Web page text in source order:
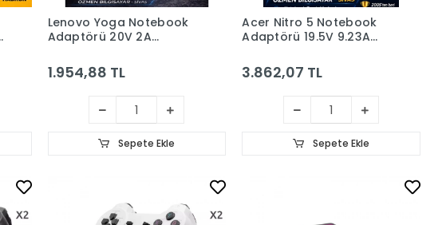
Lenovo Yoga Notebook
Adaptörü 20V 2A
1.954,88 TL
Sepete Ekle
Acer Nitro 5 Notebook
Adaptörü 19.5V 9.23A
(Hadron Hd8895)
3.862,07 TL
Sepete Ekle